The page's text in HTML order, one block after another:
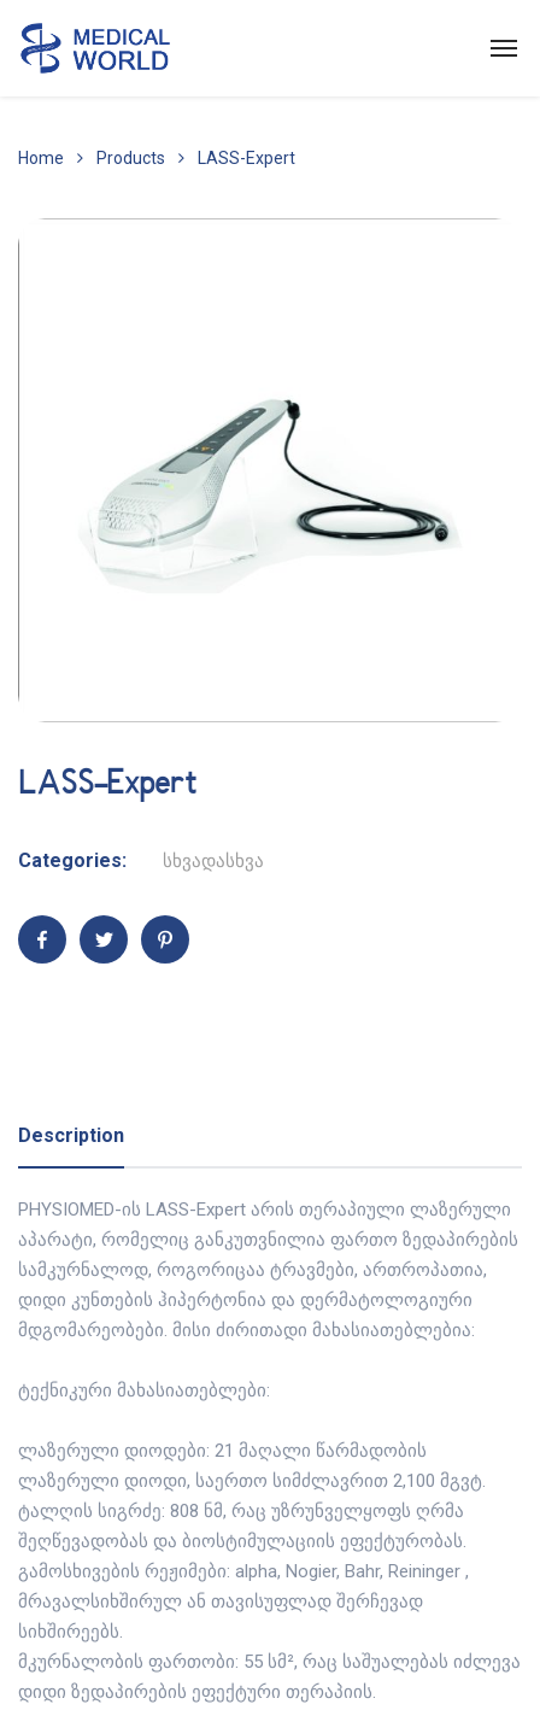
Home Products LASS-Expert
LASS-Expert
Categories: სხვადასხვა
Description
PHYSIOMED-ის LASS-Expert არის თერაპიული ლაზერული
აპარატი, რომელიც განკუთვნილია ფართო ზედაპირების
სამკურნალოდ, როგორიცაა ტრავმები, ართროპათია,
დიდი კუნთების ჰიპერტონია და დერმატოლოგიური
მდგომარეობები. მისი ძირითადი მახასიათებლებია:
ტექნიკური მახასიათებლები:
ლაზერული დიოდები: 21 მაღალი წარმადობის
ლაზერული დიოდი, საერთო სიმძლავრით 2,100 მგვტ.
ტალღის სიგრძე: 808 ნმ, რაც უზრუნველყოფს ღრმა
შეღწევადობას და ბიოსტიმულაციის ეფექტურობას.
გამოსხივების რეჟიმები: alpha, Nogier, Bahr, Reininger ,
მრავალსიხშირულ ან თავისუფლად შერჩევად
სიხშირეებს.
მკურნალობის ფართობი: 55 სმ², რაც საშუალებას იძლევა
დიდი ზედაპირების ეფექტური თერაპიის.